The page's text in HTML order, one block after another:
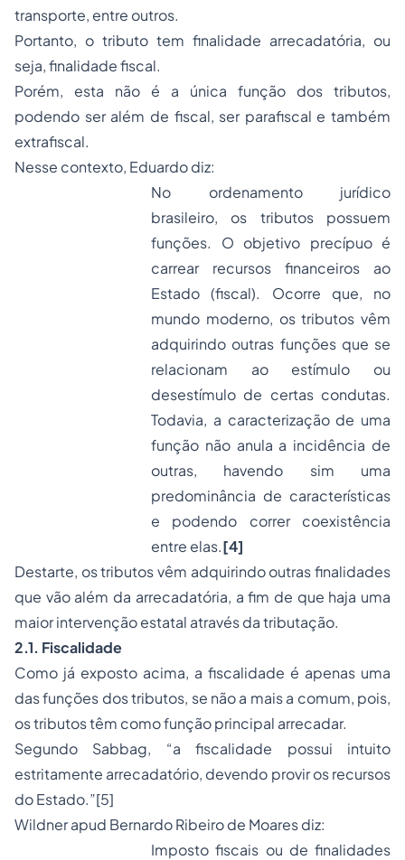
transporte, entre outros.
Portanto, o tributo tem finalidade arrecadatória, ou
seja, finalidade fiscal.
Porém, esta não é a única função dos tributos,
podendo ser além de fiscal, ser parafiscal e também
extrafiscal.
Nesse contexto, Eduardo diz:
No ordenamento jurídico
brasileiro, os tributos possuem
funções. O objetivo precípuo é
carrear recursos financeiros ao
Estado (fiscal). Ocorre que, no
mundo moderno, os tributos vêm
adquirindo outras funções que se
relacionam ao estímulo ou
desestímulo de certas condutas.
Todavia, a caracterização de uma
função não anula a incidência de
outras, havendo sim uma
predominância de características
e podendo correr coexistência
entre elas.[4]
Destarte, os tributos vêm adquirindo outras finalidades
que vão além da arrecadatória, a fim de que haja uma
maior intervenção estatal através da tributação.
2.1. Fiscalidade
Como já exposto acima, a fiscalidade é apenas uma
das funções dos tributos, se não a mais a comum, pois,
os tributos têm como função principal arrecadar.
Segundo Sabbag, “a fiscalidade possui intuito
estritamente arrecadatório, devendo provir os recursos
do Estado.”[5]
Wildnerapud Bernardo Ribeiro de Moares diz:
Imposto fiscais ou de finalidades